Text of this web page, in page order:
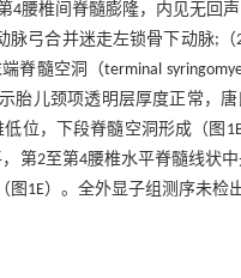
4腰椎间脊髓膨隆，内见无回
弓合并迷走左锁骨下动脉;
脊髓空洞（terminal
胎儿颈项透明层厚度正常，
位，下段脊髓空洞形成（图
第2至第4腰椎水平脊髓线状
1E）。全外显子组测序未检